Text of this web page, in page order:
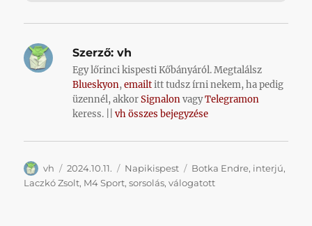
Szerző: vh
Egy lőrinci kispesti Kőbányáról. Megtalálsz
Blueskyon,emailtitt tudsz írni nekem, ha pedig
üzennél, akkorSignalonvagyTelegramon
keress. ||vh összes bejegyzése
Szerző
vh Közzétéve
2024.10.11. Kategória
Napikispest Címke
Botka Endre, interjú,
Laczkó Zsolt, M4 Sport,sorsolás,válogatott